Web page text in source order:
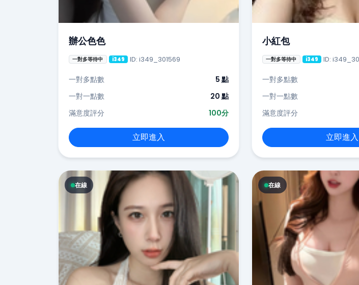
辦公色色
一對多等待中 i349 ID: i349_301569
一對多點數
5 點
一對一點數
20 點
滿意度評分
100分
立即進入
小紅包
一對多等待中 i349 ID:
一對多點數
一對一點數
滿意度評分
立即進入
在線 在線